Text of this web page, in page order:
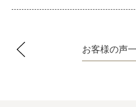
お客様の声